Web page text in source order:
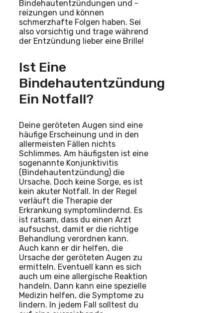
Bindehautentzündungen und -
reizungen und können
schmerzhafte Folgen haben. Sei
also vorsichtig und trage während
der Entzündung lieber eine Brille!
Ist Eine
Bindehautentzündung
Ein Notfall?
Deine geröteten Augen sind eine
häufige Erscheinung und in den
allermeisten Fällen nichts
Schlimmes. Am häufigsten ist eine
sogenannte Konjunktivitis
(Bindehautentzündung) die
Ursache. Doch keine Sorge, es ist
kein akuter Notfall. In der Regel
verläuft die Therapie der
Erkrankung symptomlindernd. Es
ist ratsam, dass du einen Arzt
aufsuchst, damit er die richtige
Behandlung verordnen kann.
Auch kann er dir helfen, die
Ursache der geröteten Augen zu
ermitteln. Eventuell kann es sich
auch um eine allergische Reaktion
handeln. Dann kann eine spezielle
Medizin helfen, die Symptome zu
lindern. In jedem Fall solltest du